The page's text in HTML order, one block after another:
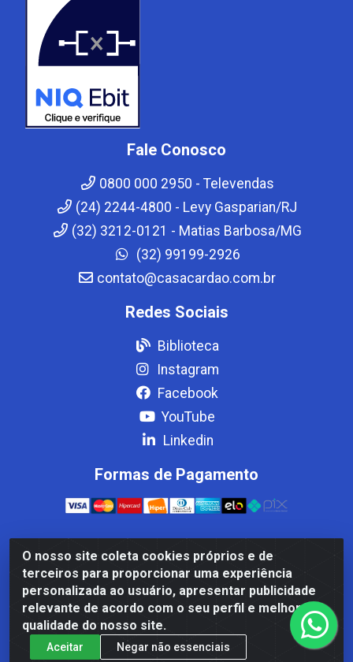
O nosso site coleta cookies próprios e de
terceiros para proporcionar uma experiência
personalizada ao usuário, apresentar publicidade
relevante de acordo com o seu perfil e melhorar a
qualidade do nosso site.
Aceitar Negar não essenciais
Fale Conosco
0800 000 2950 - Televendas
(24) 2244-4800 - Levy Gasparian/RJ
(32) 3212-0121 - Matias Barbosa/MG
(32) 99199-2926
contato@casacardao.com.br
Redes Sociais
Biblioteca
Instagram
Facebook
YouTube
Linkedin
Formas de Pagamento
Casa Cardão LTDA - Av. Amaral Peixoto, 910 - Afonso
ArinosCom, Levy Gasparian/RJ - CEP 25.875-000 - CNPJ
32.287.542/0001-83